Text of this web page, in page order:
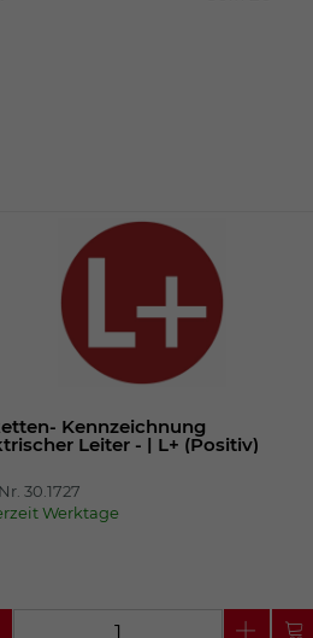
Kennzeichnung
Leiter - | L+ (Positiv)
30.1727
Werktage
sich der Nutzer an der
zum festhalten